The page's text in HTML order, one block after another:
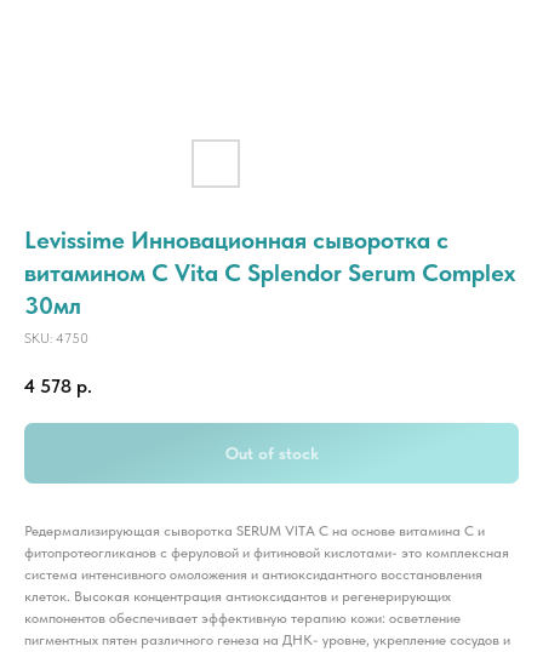
Levissime Инновационная сыворотка с
витамином С Vita C Splendor Serum Complex
30мл
SKU: 4750
4 578 р.
Out of stock
Редермализирующая сыворотка SERUM VITA C на основе витамина С и
фитопротеогликанов с феруловой и фитиновой кислотами- это комплексная
система интенсивного омоложения и антиоксидантного восстановления
клеток. Высокая концентрация антиоксидантов и регенерирующих
компонентов обеспечивает эффективную терапию кожи: осветление
пигментных пятен различного генеза на ДНК- уровне, укрепление сосудов и